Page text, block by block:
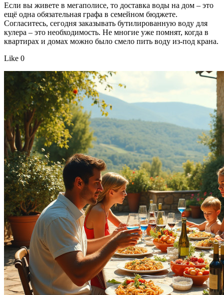
Если вы живете в мегаполисе, то доставка воды на дом – это
ещё одна обязательная графа в семейном бюджете.
Согласитесь, сегодня заказывать бутилированную воду для
кулера – это необходимость. Не многие уже помнят, когда в
квартирах и домах можно было смело пить воду из-под крана.
Like 0